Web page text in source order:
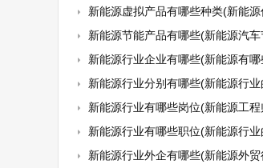
新能源虚拟产品有哪些种类(新能源
新能源节能产品有哪些(新能源汽车
新能源行业企业有哪些(新能源有
新能源行业分别有哪些(新能源行业
新能源行业有哪些岗位(新能源工
新能源行业有哪些职位(新能源行业
新能源行业外企有哪些(新能源外贸